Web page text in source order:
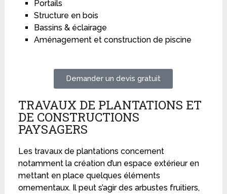
Portails
Structure en bois
Bassins & éclairage
Aménagement et construction de piscine
Demander un devis gratuit
TRAVAUX DE PLANTATIONS ET
DE CONSTRUCTIONS
PAYSAGERS
Les travaux de plantations concernent
notamment la création d’un espace extérieur en
mettant en place quelques éléments
ornementaux. Il peut s’agir des arbustes fruitiers,